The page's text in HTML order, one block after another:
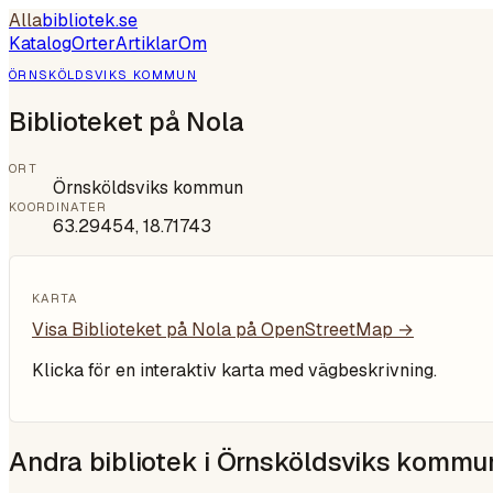
Allabibliotek.se
KatalogOrterArtiklarOm
ÖRNSKÖLDSVIKS KOMMUN
Biblioteket på Nola
ORT
Örnsköldsviks kommun
KOORDINATER
63.29454,18.71743
KARTA
Visa Biblioteket på Nola på OpenStreetMap →
Klicka för en interaktiv karta med vägbeskrivning.
Andra bibliotek i Örnsköldsviks